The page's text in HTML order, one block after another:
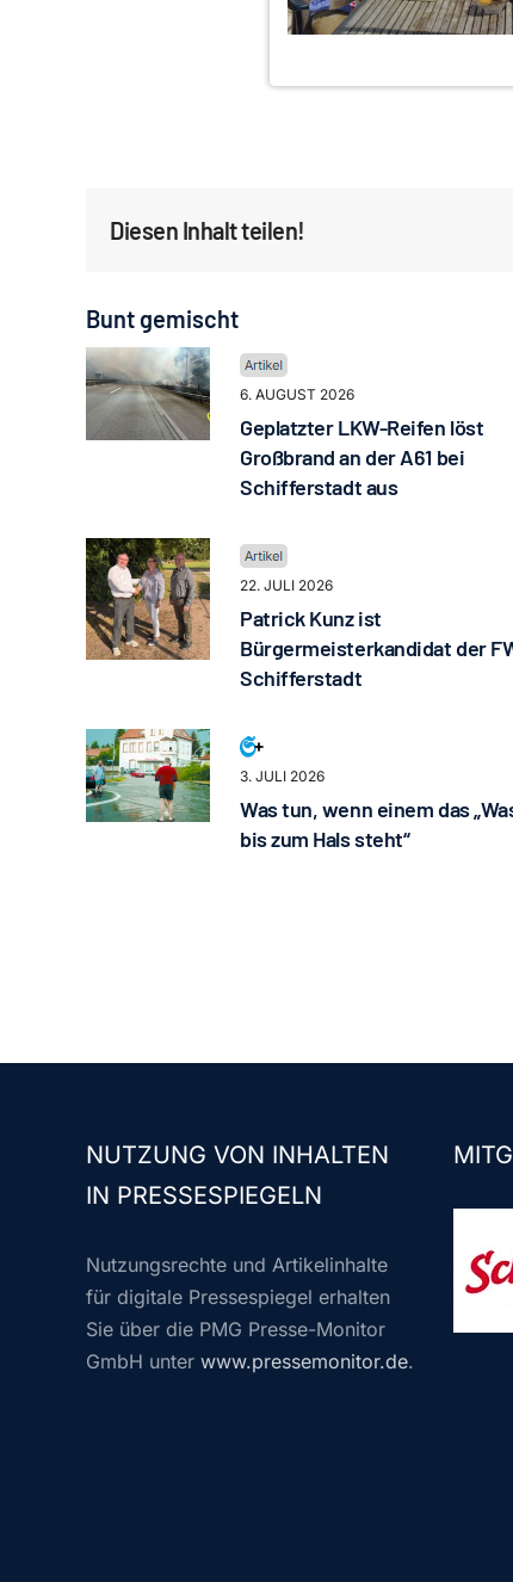
Diesen Inhalt teilen!
Bunt gemischt
6. AUGUST 2026
Geplatzter LKW-Reifen löst
Großbrand an der A61 bei
Schifferstadt aus
22. JULI 2026
Patrick Kunz ist
Bürgermeisterkandidat der
Schifferstadt
3. JULI 2026
Was tun, wenn einem das
bis zum Hals steht“
NUTZUNG VON INHALTEN
IN PRESSESPIEGELN
Nutzungsrechte und Artikelinhalte
für digitale Pressespiegel erhalten
Sie über die PMG Presse-Monitor
GmbH unter www.pressemonitor.de.